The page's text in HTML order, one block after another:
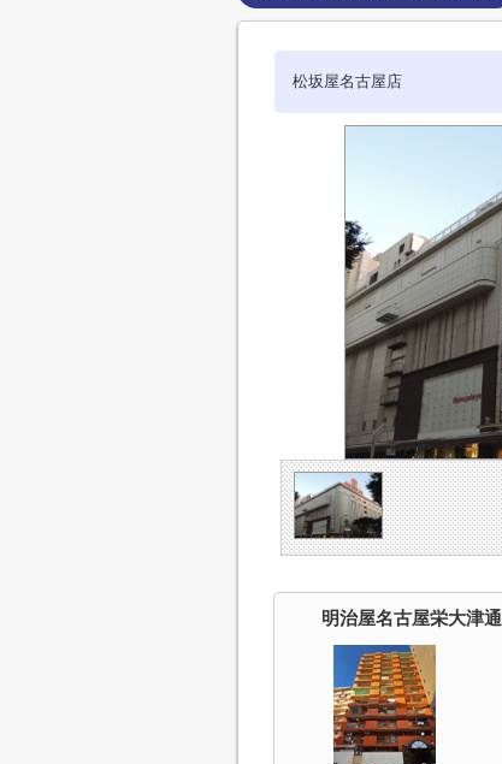
松坂屋名古屋店
明治屋名古屋栄大津